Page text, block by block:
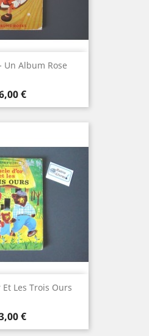
Un Album Rose
€
Les Trois Ours
€